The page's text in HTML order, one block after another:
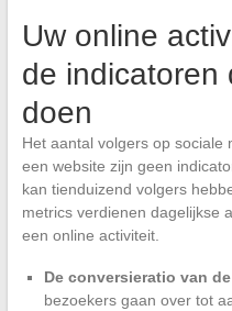
Uw online
de indicatoren
doen
Het aantal volgers op sociale
een website zijn geen
kan tienduizend volgers
metrics verdienen dagelijkse
een online activiteit.
De conversieratio van
bezoekers gaan over tot